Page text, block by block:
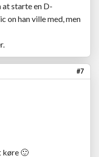
at starte en D-
on han ville med, men
#7
køre 🙂